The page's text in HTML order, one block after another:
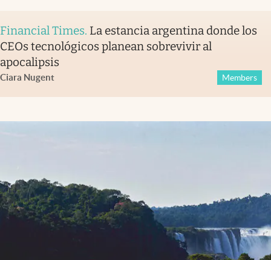
Financial Times. La estancia argentina donde los
CEOs tecnológicos planean sobrevivir al
apocalipsis
Ciara Nugent Members